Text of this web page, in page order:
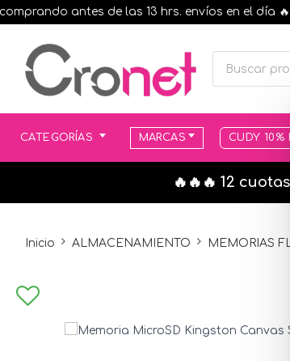
antes de las 13 hrs. envíos en el día 🔥🔥🔥
CATEGORÍAS MARCAS CUDY 10%
🔥🔥🔥 12
Inicio ALMACENAMIENTO MEMORIAS